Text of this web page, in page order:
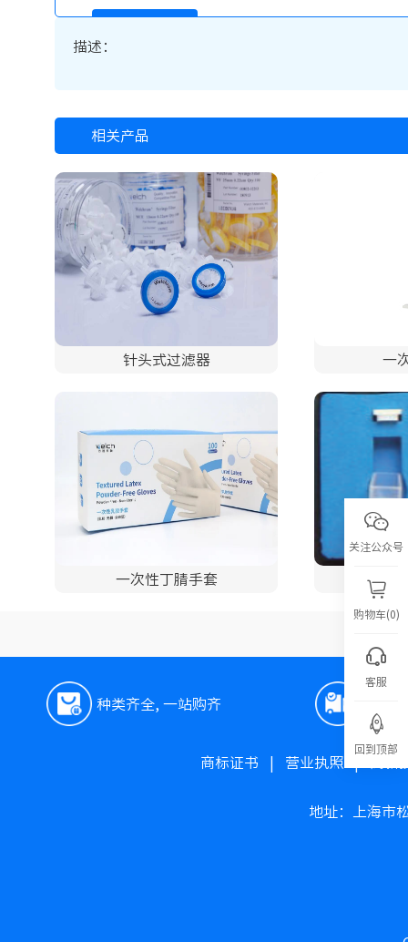
描述：
相关产品
针头式过滤器 一
一次性丁腈手套
种类齐全, 一站购齐
商标证书 营业执照|
地址：上海市
关注公众号
购物车(0)
客服
回到顶部